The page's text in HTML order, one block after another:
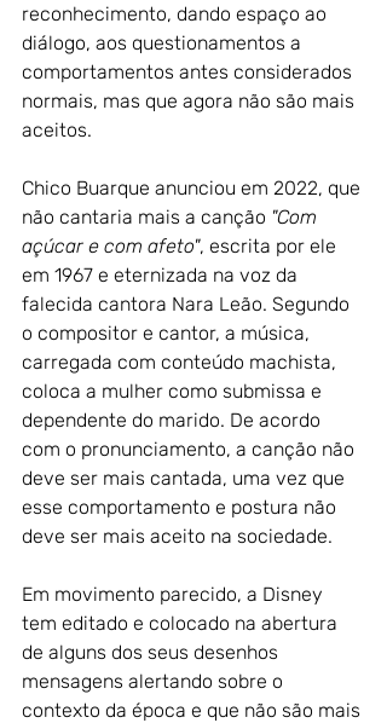
reconhecimento, dando espaço ao
diálogo, aos questionamentos a
comportamentos antes considerados
normais, mas que agora não são mais
aceitos.
Chico Buarque anunciou em 2022, que
não cantaria mais a canção "Com
açúcar e com afeto", escrita por ele
em 1967 e eternizada na voz da
falecida cantora Nara Leão. Segundo
o compositor e cantor, a música,
carregada com conteúdo machista,
coloca a mulher como submissa e
dependente do marido. De acordo
com o pronunciamento, a canção não
deve ser mais cantada, uma vez que
esse comportamento e postura não
deve ser mais aceito na sociedade.
Em movimento parecido, a Disney
tem editado e colocado na abertura
de alguns dos seus desenhos
mensagens alertando sobre o
contexto da época e que não são mais